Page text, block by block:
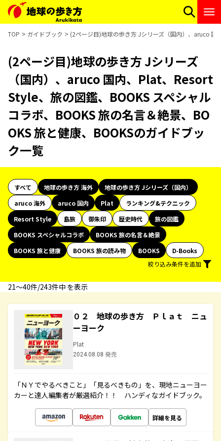
TOP ガイドブック (2ページ目)地球の歩き方 Jシリーズ（国内）、aruco 国
(2ページ目)地球の歩き方 Jシリーズ
（国内）、aruco 国内、Plat、Resort
Style、旅の図鑑、BOOKS スペシャル
コラボ、BOOKS 旅の名言＆絶景、BO
OKS 旅と健康、BOOKSのガイドブッ
ク一覧
すべて 地球の歩き方 海外
地球の歩き方 Jシリーズ（国内）
aruco 海外
aruco 国内 Plat
ランキング&テクニック
Resort Style
島旅 御朱印 歴史時代
旅の図鑑
BOOKS スペシャルコラボ
BOOKS 旅の名言＆絶景
BOOKS 旅と健康
BOOKS 旅の読み物 BOOKS
D-Books
絞り込み条件を追加
21〜40件/243件中 を表示
０２ 地球の歩き方 Ｐｌａｔ ニュ
ーヨーク
Plat
2024.08.08 発売
「ＮＹでやるべきこと」「見るべきもの」を、現地ニューヨー
カーと達人編集者が厳選紹介！！ ハンディなガイドブック。
詳細を見る